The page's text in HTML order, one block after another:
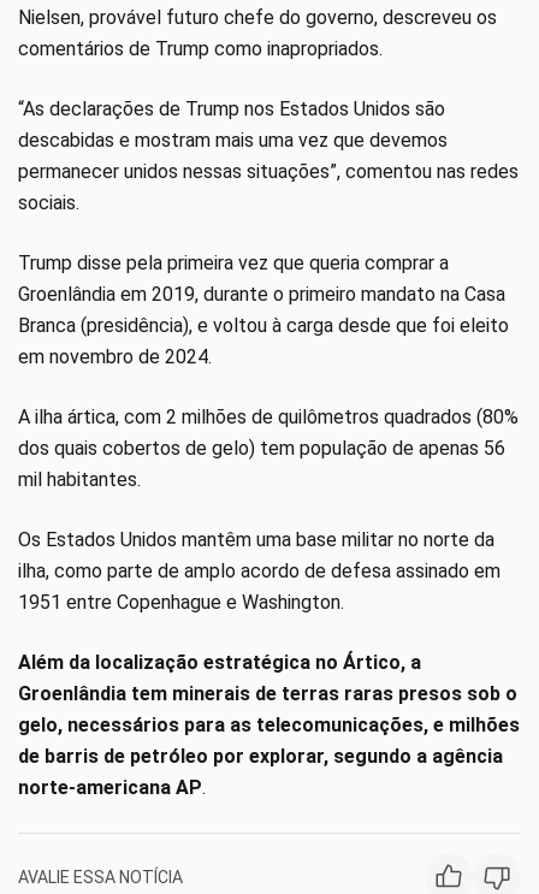
Nielsen, provável futuro chefe do governo, descreveu os
comentários de Trump como inapropriados.
“As declarações de Trump nos Estados Unidos são
descabidas e mostram mais uma vez que devemos
permanecer unidos nessas situações”, comentou nas redes
sociais.
Trump disse pela primeira vez que queria comprar a
Groenlândia em 2019, durante o primeiro mandato na Casa
Branca (presidência), e voltou à carga desde que foi eleito
em novembro de 2024.
A ilha ártica, com 2 milhões de quilômetros quadrados (80%
dos quais cobertos de gelo) tem população de apenas 56
mil habitantes.
Os Estados Unidos mantêm uma base militar no norte da
ilha, como parte de amplo acordo de defesa assinado em
1951 entre Copenhague e Washington.
Além da localização estratégica no Ártico, a
Groenlândia tem minerais de terras raras presos sob o
gelo, necessários para as telecomunicações, e milhões
de barris de petróleo por explorar, segundo a agência
norte-americana AP.
AVALIE ESSA NOTÍCIA